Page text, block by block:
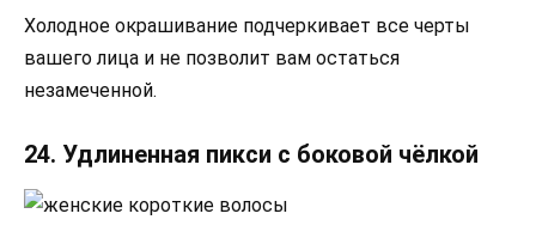
Холодное окрашивание подчеркивает все черты
вашего лица и не позволит вам остаться
незамеченной.
24. Удлиненная пикси с боковой чёлкой